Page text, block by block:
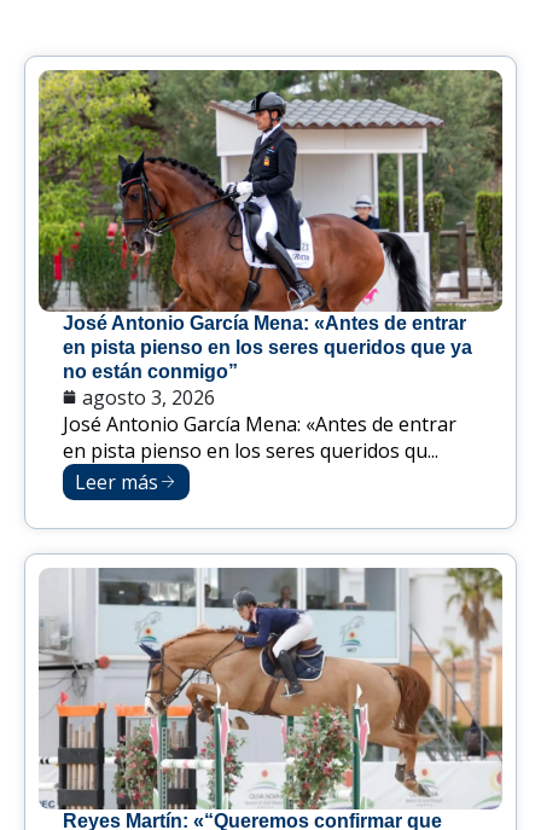
José Antonio García Mena: «Antes de entrar
en pista pienso en los seres queridos que ya
no están conmigo”
agosto 3, 2026
José Antonio García Mena: «Antes de entrar
en pista pienso en los seres queridos qu...
Leer más
Reyes Martín: «“Queremos confirmar que